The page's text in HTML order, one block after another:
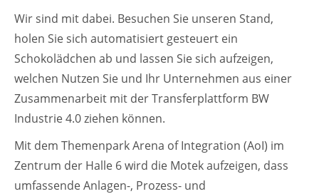
Wir sind mit dabei. Besuchen Sie unseren Stand,
holen Sie sich automatisiert gesteuert ein
Schokolädchen ab und lassen Sie sich aufzeigen,
welchen Nutzen Sie und Ihr Unternehmen aus einer
Zusammenarbeit mit der Transferplattform BW
Industrie 4.0 ziehen können.
Mit dem Themenpark Arena of Integration (AoI) im
Zentrum der Halle 6 wird die Motek aufzeigen, dass
umfassende Anlagen-, Prozess- und